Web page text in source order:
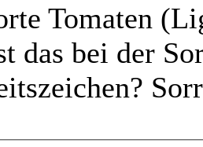
Tomaten
das bei der